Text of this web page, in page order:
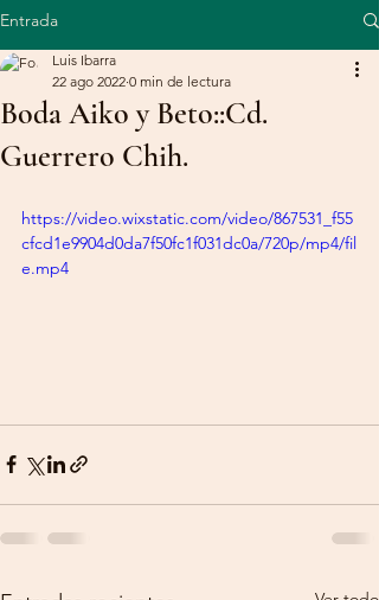
Entrada
Boda Aiko y Beto::Cd.
Guerrero Chih.
Luis Ibarra
22 ago 2022 0 min de lectura
https://video.wixstatic.com/video/867531_f55
cfcd1e9904d0da7f50fc1f031dc0a/720p/mp4/fil
e.mp4